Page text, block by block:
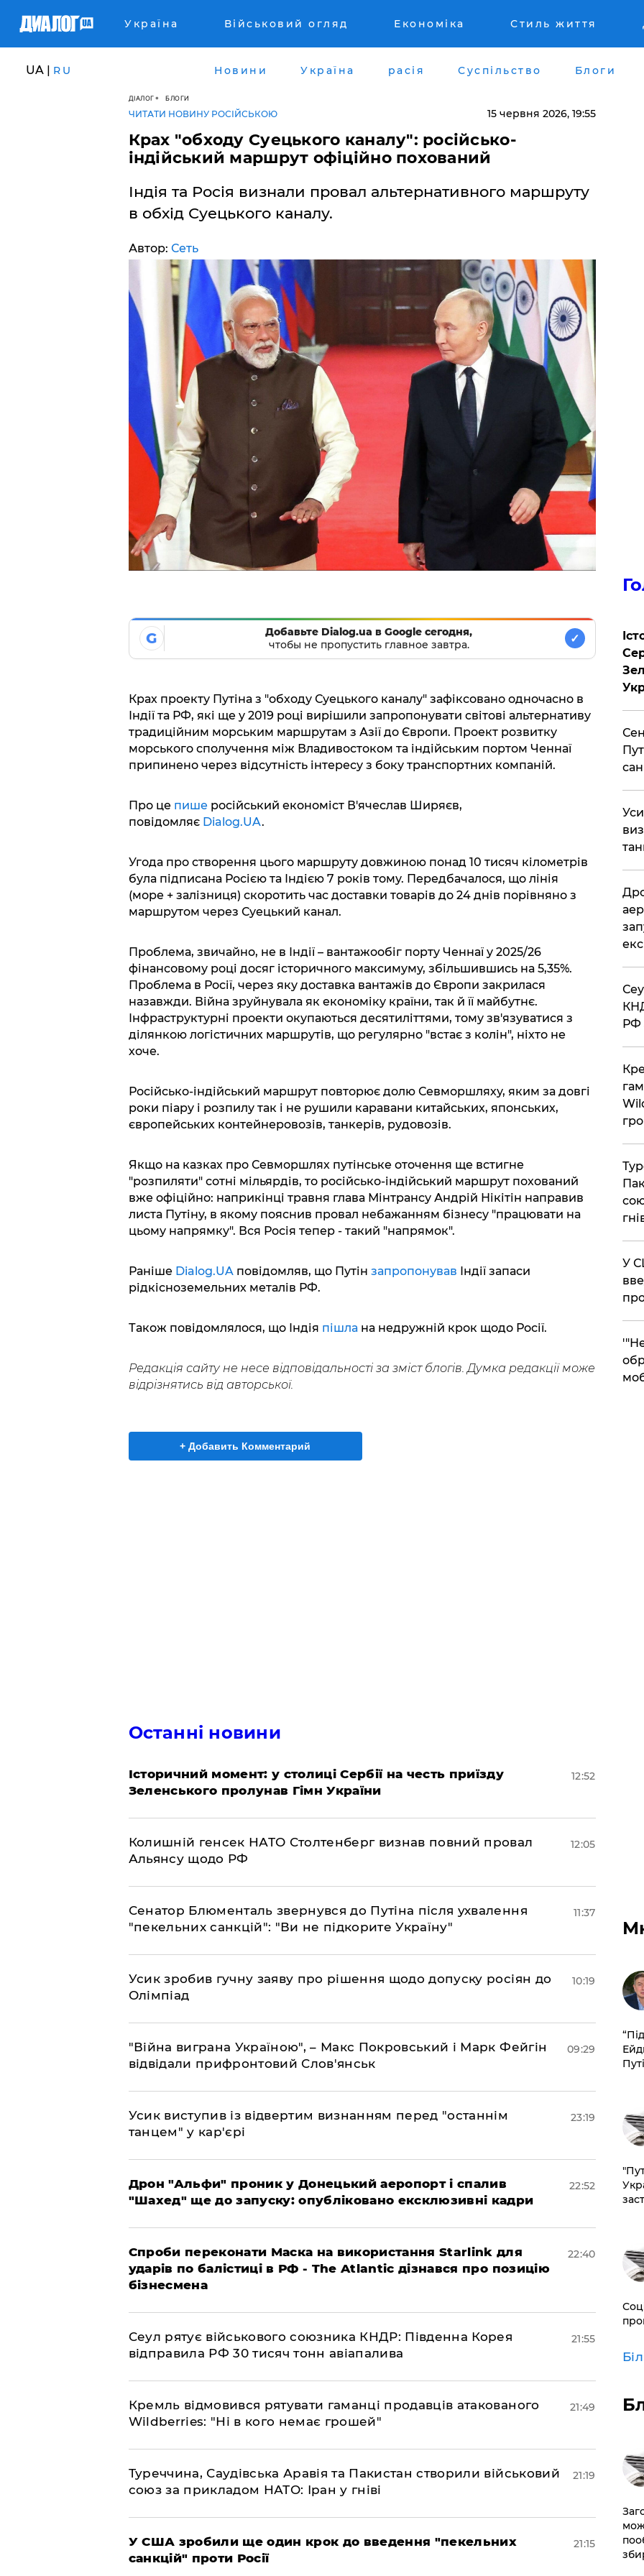
Україна Військовий огляд Економіка Стиль життя
UA | RU Новини Україна расія Суспільство Блоги
ДІАЛОГ БЛОГИ
ЧИТАТИ НОВИНУ РОСІЙСЬКОЮ 15 червня 2026, 19:55
​Крах "обходу Суецького каналу": російсько-
індійський маршрут офіційно похований
Індія та Росія визнали провал альтернативного маршруту
в обхід Суецького каналу.
Автор: Сеть
G
Добавьте Dialog.ua в Google сегодня,
чтобы не пропустить главное завтра.
✓
Крах проекту Путіна з "обходу Суецького каналу" зафіксовано одночасно в
Індії та РФ, які ще у 2019 році вирішили запропонувати світові альтернативу
традиційним морським маршрутам з Азії до Європи. Проект розвитку
морського сполучення між Владивостоком та індійським портом Ченнаї
припинено через відсутність інтересу з боку транспортних компаній.
Про це пише російський економіст В'ячеслав Ширяєв,
повідомляє Dialog.UA.
Угода про створення цього маршруту довжиною понад 10 тисяч кілометрів
була підписана Росією та Індією 7 років тому. Передбачалося, що лінія
(море + залізниця) скоротить час доставки товарів до 24 днів порівняно з
маршрутом через Суецький канал.
Проблема, звичайно, не в Індії – вантажообіг порту Ченнаї у 2025/26
фінансовому році досяг історичного максимуму, збільшившись на 5,35%.
Проблема в Росії, через яку доставка вантажів до Європи закрилася
назавжди. Війна зруйнувала як економіку країни, так й її майбутнє.
Інфраструктурні проекти окупаються десятиліттями, тому зв'язуватися з
ділянкою логістичних маршрутів, що регулярно "встає з колін", ніхто не
хоче.
Російсько-індійський маршрут повторює долю Севморшляху, яким за довгі
роки піару і розпилу так і не рушили каравани китайських, японських,
європейських контейнеровозів, танкерів, рудовозів.
Якщо на казках про Севморшлях путінське оточення ще встигне
"розпиляти" сотні мільярдів, то російсько-індійський маршрут похований
вже офіційно: наприкінці травня глава Мінтрансу Андрій Нікітін направив
листа Путіну, в якому пояснив провал небажанням бізнесу "працювати на
цьому напрямку". Вся Росія тепер - такий "напрямок".
Раніше Dialog.UAповідомляв, що Путін запропонував Індії запаси
рідкісноземельних металів РФ.
Також повідомлялося, що Індія пішла на недружній крок щодо Росії.
Редакція сайту не несе відповідальності за зміст блогів. Думка редакції може
відрізнятись від авторської.
+ Добавить Комментарий
Останні новини
Історичний момент: у столиці Сербії на честь приїзду
Зеленського пролунав Гімн України
12:52
Колишній генсек НАТО Столтенберг визнав повний провал
Альянсу щодо РФ
12:05
Сенатор Блюменталь звернувся до Путіна після ухвалення
"пекельних санкцій": "Ви не підкорите Україну"
11:37
Усик зробив гучну заяву про рішення щодо допуску росіян до
Олімпіад
10:19
"Війна виграна Україною", – Макс Покровський і Марк Фейгін
відвідали прифронтовий Слов'янськ
09:29
​Усик виступив із відвертим визнанням перед "останнім
танцем" у кар'єрі
23:19
​Дрон "Альфи" проник у Донецький аеропорт і спалив
"Шахед" ще до запуску: опубліковано ексклюзивні кадри
22:52
​Спроби переконати Маска на використання Starlink для
ударів по балістиці в РФ - The Atlantic дізнався про позицію
бізнесмена
22:40
​Сеул рятує військового союзника КНДР: Південна Корея
відправила РФ 30 тисяч тонн авіапалива
21:55
​Кремль відмовився рятувати гаманці продавців атакованого
Wildberries: "Ні в кого немає грошей"
21:49
​Туреччина, Саудівська Аравія та Пакистан створили військовий
союз за прикладом НАТО: Іран у гніві
21:19
​У США зробили ще один крок до введення "пекельних
санкцій" проти Росії
21:15
РФ
​У